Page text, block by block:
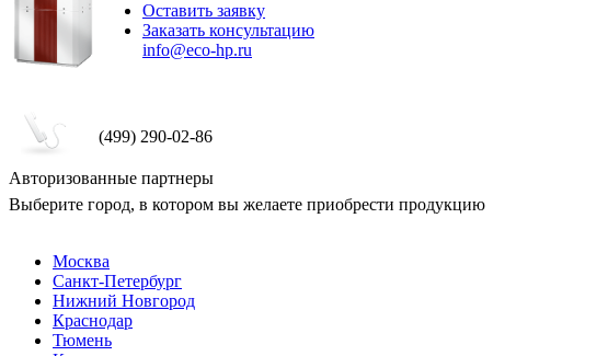
Оставить заявку
Заказать консультацию
info@eco-hp.ru
(499) 290-02-86
Авторизованные партнеры
Выберите город, в котором вы желаете приобрести продукцию
Москва
Санкт-Петербург
Нижний Новгород
Краснодар
Тюмень